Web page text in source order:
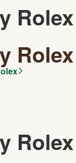
Rolex
Rolex
Rolex